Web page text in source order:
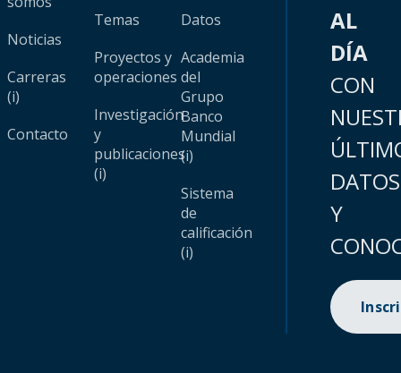
Noticias
Carreras
(i)
Contacto
Temas
Proyectos y
operaciones
Investigación
y
publicaciones
(i)
Datos
Academia
del
Grupo
Banco
Mundial
(i)
Sistema
de
calificación
(i)
AL
DÍA
CON
DATOS
Y